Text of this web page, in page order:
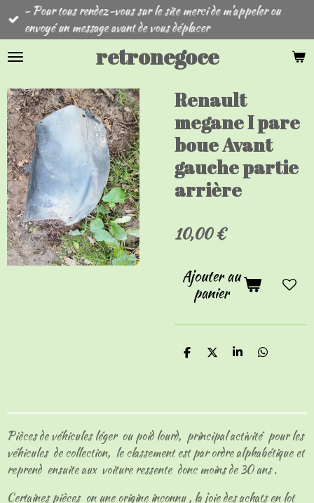
Passer
principal
retronegoce
- Pour tous rendez-vous sur le site merci de m'appeler ou
envoyé un message avant de vous déplacer
Renault
megane I pare
boue Avant
gauche partie
arrière
10,00 €
Ajouter au
panier
P
g
r
P
g
r
P
g
r
P
g
r
Pièces de véhicules léger ou poid lourd, principal activité pour les
véhicules de collection, le classement est par ordre alphabétique et
reprend ensuite aux voiture ressente donc moins de 30 ans .
Certaines pièces on une origine inconnu , la joie des achats en lot